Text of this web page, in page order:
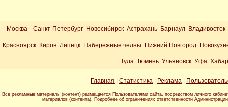
Москва Санкт-Петербург Новосибирск Астрахань Барнаул
Красноярск Киров Липецк Набережные челны Нижний Новгород
Тула Тюмень Ульяновск Уфа
Главная Статистика Реклама
Все рекламные материалы (контент) размещается Пользователями сайта, посредством личного
материалов (контента). Подробнее об ограничениях ответственности